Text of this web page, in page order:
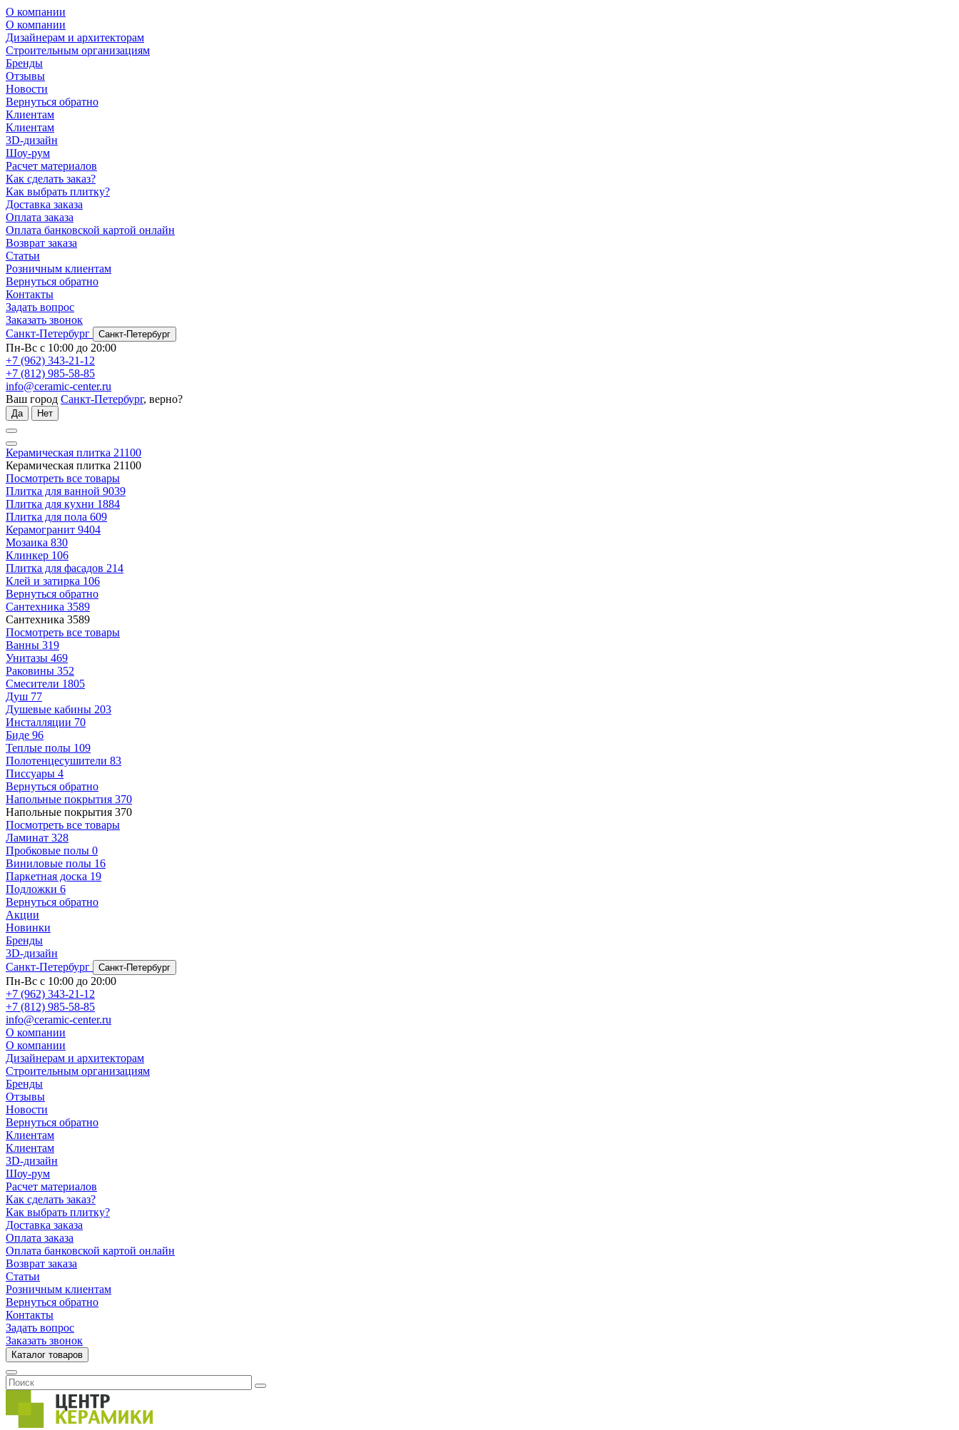
О компании
О компании
Дизайнерам и архитекторам
Строительным организациям
Бренды
Отзывы
Новости
Вернуться обратно
Клиентам
Клиентам
3D-дизайн
Шоу-рум
Расчет материалов
Как сделать заказ?
Как выбрать плитку?
Доставка заказа
Оплата заказа
Оплата банковской картой онлайн
Возврат заказа
Статьи
Розничным клиентам
Вернуться обратно
Контакты
Задать вопрос
Заказать звонок
Санкт-Петербург
Санкт-Петербург
Пн-Вс с 10:00 до 20:00
+7 (962) 343-21-12
+7 (812) 985-58-85
info@ceramic-center.ru
Ваш город Санкт-Петербург, верно?
Да Нет
Керамическая плитка 21100
Керамическая плитка 21100
Посмотреть все товары
Плитка для ванной 9039
Плитка для кухни 1884
Плитка для пола 609
Керамогранит 9404
Мозаика 830
Клинкер 106
Плитка для фасадов 214
Клей и затирка 106
Вернуться обратно
Сантехника 3589
Сантехника 3589
Посмотреть все товары
Ванны 319
Унитазы 469
Раковины 352
Смесители 1805
Душ 77
Душевые кабины 203
Инсталляции 70
Биде 96
Теплые полы 109
Полотенцесушители 83
Писсуары 4
Вернуться обратно
Напольные покрытия 370
Напольные покрытия 370
Посмотреть все товары
Ламинат 328
Пробковые полы 0
Виниловые полы 16
Паркетная доска 19
Подложки 6
Вернуться обратно
Акции
Новинки
Бренды
3D-дизайн
Санкт-Петербург
Санкт-Петербург
Пн-Вс с 10:00 до 20:00
+7 (962) 343-21-12
+7 (812) 985-58-85
info@ceramic-center.ru
О компании
О компании
Дизайнерам и архитекторам
Строительным организациям
Бренды
Отзывы
Новости
Вернуться обратно
Клиентам
Клиентам
3D-дизайн
Шоу-рум
Расчет материалов
Как сделать заказ?
Как выбрать плитку?
Доставка заказа
Оплата заказа
Оплата банковской картой онлайн
Возврат заказа
Статьи
Розничным клиентам
Вернуться обратно
Контакты
Задать вопрос
Заказать звонок
Каталог товаров